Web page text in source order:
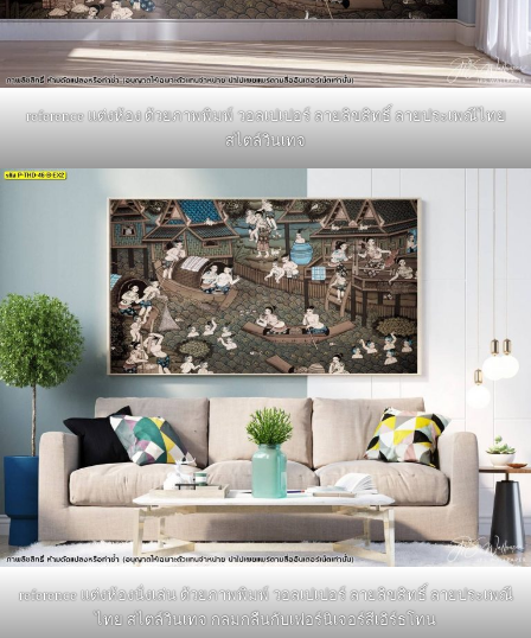
reference แต่งห้อง ด้วยภาพพิมพ์ วอลเปเปอร์ ลายลิขสิทธิ์ ลายประเพณีไทย
สไตล์วินเทจ
reference แต่งห้องนั่งเล่น ด้วยภาพพิมพ์ วอลเปเปอร์ ลายลิขสิทธิ์ ลายประเพณี
ไทย สไตล์วินเทจ กลมกลืนกับเฟอร์นิเจอร์สีเอิร์ธโทน